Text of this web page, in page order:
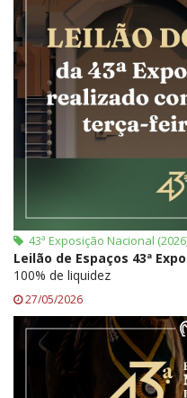
43ª Exposição Nacional
Leilão de Espaços 43ª
100% de liquidez
27/05/2026